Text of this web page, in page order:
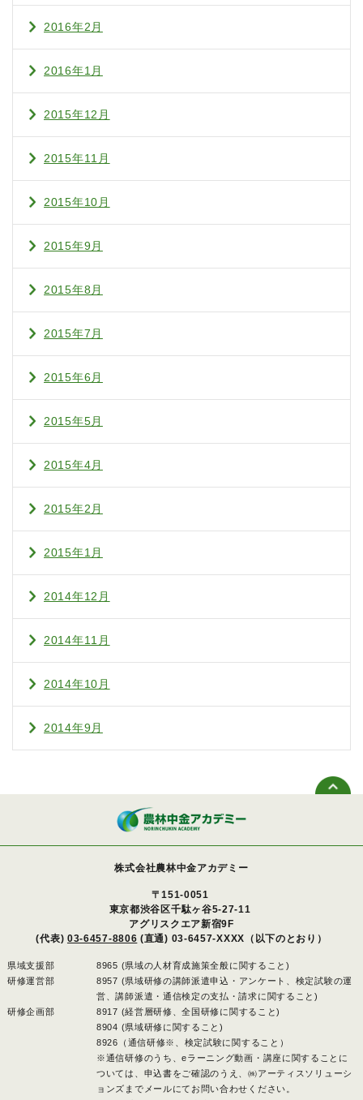
2016年2月
2016年1月
2015年12月
2015年11月
2015年10月
2015年9月
2015年8月
2015年7月
2015年6月
2015年5月
2015年4月
2015年2月
2015年1月
2014年12月
2014年11月
2014年10月
2014年9月
株式会社農林中金アカデミー
〒151-0051
東京都渋谷区千駄ヶ谷5-27-11
アグリスクエア新宿9F
(代表) 03-6457-8806 (直通) 03-6457-XXXX（以下のとおり）
県域支援部
8965 (県域の人材育成施策全般に関すること)
研修運営部
8957 (県域研修の講師派遣申込・アンケート、検定試験の運
営、講師派遣・通信検定の支払・請求に関すること)
研修企画部
8917 (経営層研修、全国研修に関すること)
8904 (県域研修に関すること)
8926（通信研修※、検定試験に関すること）
※通信研修のうち、eラーニング動画・講座に関することに
ついては、申込書をご確認のうえ、㈱アーティスソリューシ
ョンズまでメールにてお問い合わせください。